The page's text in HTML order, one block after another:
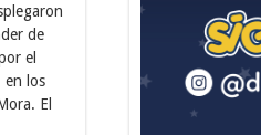
de
el
en los
El